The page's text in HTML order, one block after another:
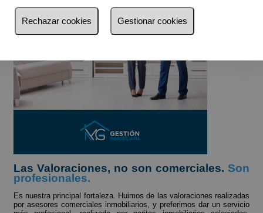
Las Valoraciones, no son comerciales.Son
profesionales.
Es nuestra principal fortaleza. Huimos de las valoraciones realizadas
por asesores comerciales inmobiliarios, y preferimos dar un servicio
Rechazar cookies Gestionar cookies